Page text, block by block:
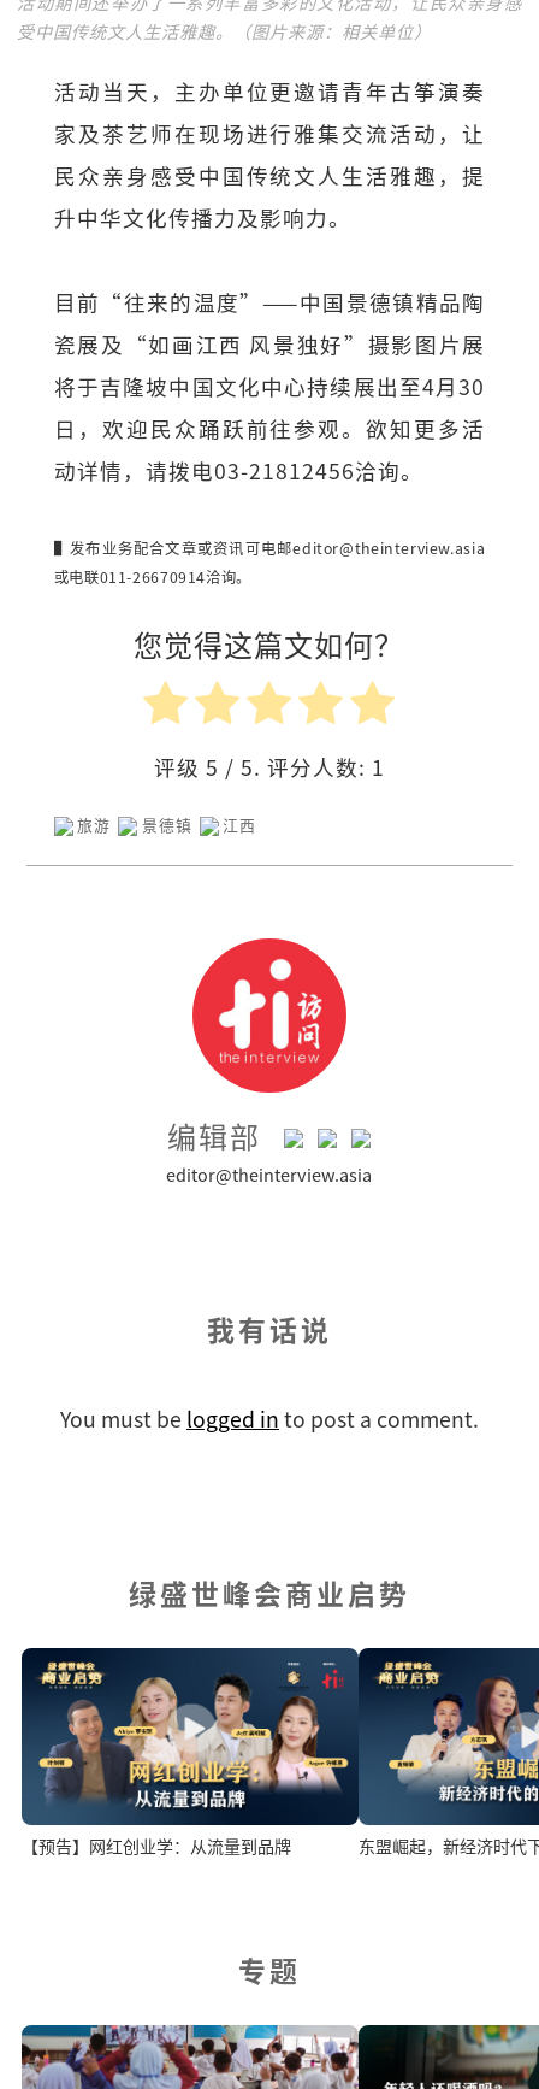
受中国传统文人生活雅趣。（图片来源：相关单位）
活动当天，主办单位更邀请青年古筝演奏
家及茶艺师在现场进行雅集交流活动，让
民众亲身感受中国传统文人生活雅趣，提
升中华文化传播力及影响力。
目前“往来的温度”——中国景德镇精品陶
瓷展及“如画江西 风景独好”摄影图片展
将于吉隆坡中国文化中心持续展出至4月30
日，欢迎民众踊跃前往参观。欲知更多活
动详情，请拨电03-21812456洽询。
▌发布业务配合文章或资讯可电邮editor@theinterview.asia
或电联011-26670914洽询。
您觉得这篇文如何？
评级 5 / 5. 评分人数: 1
旅游 景德镇 江西
编辑部
editor@theinterview.asia
我有话说
You must be logged in to post a comment.
绿盛世峰会商业启势
【预告】网红创业学：从流量到品牌 东盟崛起，新经济时代
专题